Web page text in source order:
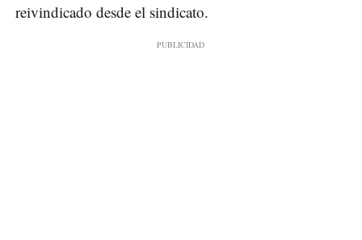
reivindicado desde el sindicato.